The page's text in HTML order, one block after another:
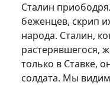
Сталин
беженцев, скрип
народа. Сталин,
растерявшегося,
только в Ставке,
солдата. Мы